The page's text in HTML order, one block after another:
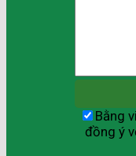
Bằng
đồng ý